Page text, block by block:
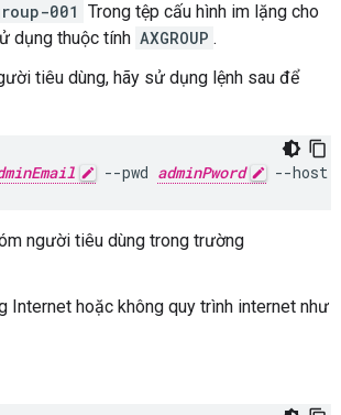
001 Trong tệp cấu hình im lặng cho
dụng thuộc tính AXGROUP .
tiêu dùng, hãy sử dụng lệnh sau để
--pwd adminPword --host
người tiêu dùng trong trường
Internet hoặc không quy trình internet như